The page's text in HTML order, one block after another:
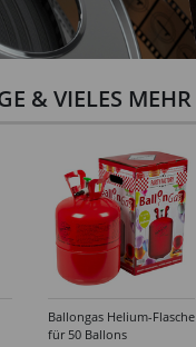
& VIELES MEHR
Ballongas Helium-Flasche
für 50 Ballons